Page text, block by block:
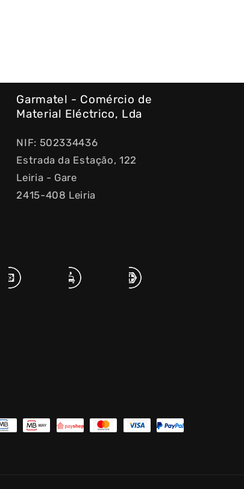
Garmatel - Comércio de
Material Eléctrico, Lda
NIF: 502334436
Estrada da Estação, 122
Leiria - Gare
2415-408 Leiria